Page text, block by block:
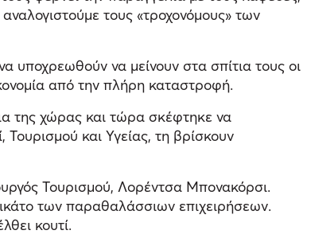
τους «τροχονόμους» των
υποχρεωθούν να μείνουν στα σπίτια τους οι
από την πλήρη καταστροφή.
της χώρας και τώρα σκέφτηκε να
και Υγείας, τη βρίσκουν
Τουρισμού, Λορέντσα Μπονακόρσι.
των παραθαλάσσιων επιχειρήσεων.
κουτί.